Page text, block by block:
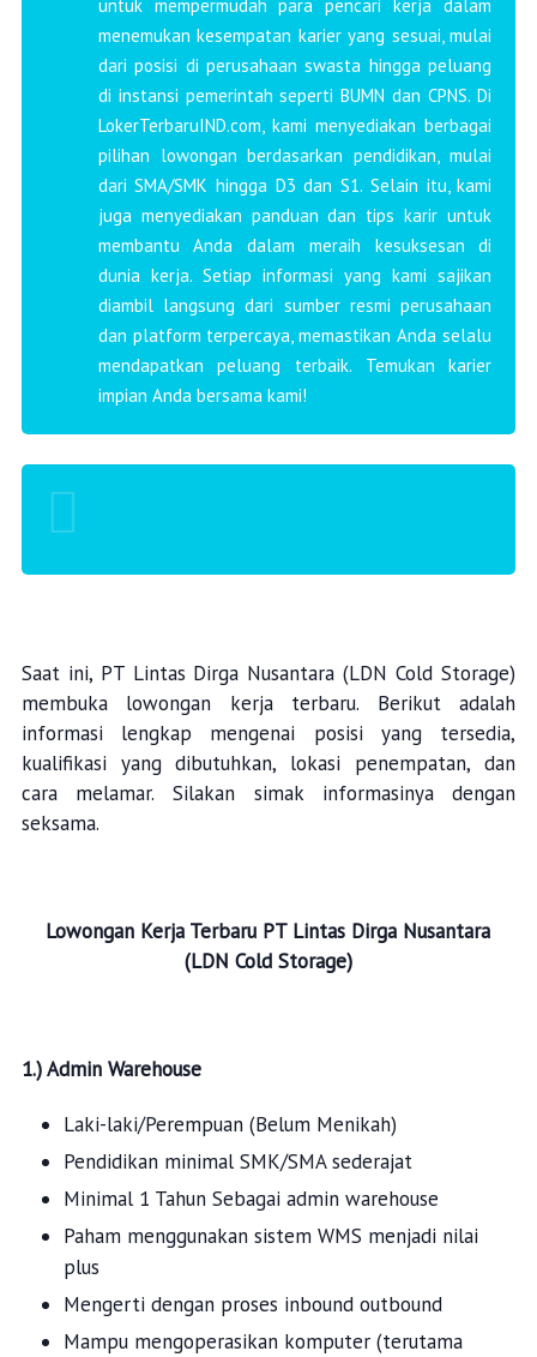
untuk mempermudah para pencari kerja dalam
menemukan kesempatan karier yang sesuai, mulai
dari posisi di perusahaan swasta hingga peluang
di instansi pemerintah seperti BUMN dan CPNS. Di
LokerTerbaruIND.com, kami menyediakan berbagai
pilihan lowongan berdasarkan pendidikan, mulai
dari SMA/SMK hingga D3 dan S1. Selain itu, kami
juga menyediakan panduan dan tips karir untuk
membantu Anda dalam meraih kesuksesan di
dunia kerja. Setiap informasi yang kami sajikan
diambil langsung dari sumber resmi perusahaan
dan platform terpercaya, memastikan Anda selalu
mendapatkan peluang terbaik. Temukan karier
impian Anda bersama kami!
Saat ini, PT Lintas Dirga Nusantara (LDN Cold Storage)
membuka lowongan kerja terbaru. Berikut adalah
informasi lengkap mengenai posisi yang tersedia,
kualifikasi yang dibutuhkan, lokasi penempatan, dan
cara melamar. Silakan simak informasinya dengan
seksama.
Lowongan Kerja Terbaru PT Lintas Dirga Nusantara
(LDN Cold Storage)
1.) Admin Warehouse
Laki-laki/Perempuan (Belum Menikah)
Pendidikan minimal SMK/SMA sederajat
Minimal 1 Tahun Sebagai admin warehouse
Paham menggunakan sistem WMS menjadi nilai
plus
Mengerti dengan proses inbound outbound
Mampu mengoperasikan komputer (terutama